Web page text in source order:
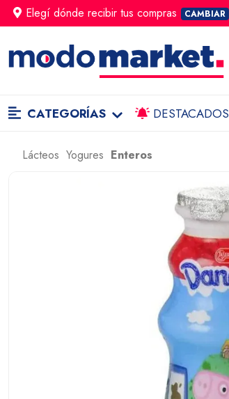
Elegí dónde recibir tus compras CAMBIAR
CATEGORÍAS DESTACADOS
Lácteos Yogures Enteros